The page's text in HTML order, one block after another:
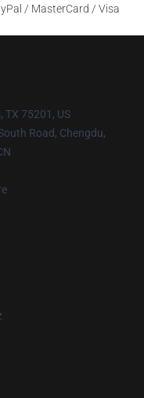
/ MasterCard / Visa
TX 75201, US
Road, Chengdu,